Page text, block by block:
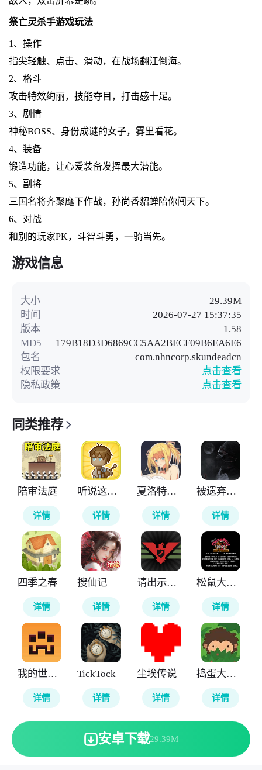
祭亡灵杀手游戏玩法
1、操作
指尖轻触、点击、滑动，在战场翻江倒海。
2、格斗
攻击特效绚丽，技能夺目，打击感十足。
3、剧情
神秘BOSS、身份成谜的女子，雾里看花。
4、装备
锻造功能，让心爱装备发挥最大潜能。
5、副将
三国名将齐聚麾下作战，孙尚香貂蝉陪你闯天下。
6、对战
和别的玩家PK，斗智斗勇，一骑当先。
游戏信息
大小
29.39M
时间
2026-07-27 15:37:35
版本
1.58
MD5
179B18D3D6869CC5AA2BECF09B6EA6E6
包名
com.nhncorp.skundeadcn
权限要求
点击查看
隐私政策
点击查看
同类推荐
陪审法庭
详情
听说这里有怪兽
详情
夏洛特的旅行
详情
被遗弃的医院
详情
四季之春
详情
搜仙记
详情
请出示证件
详情
松鼠大作战
详情
我的世界地下城
详情
TickTock
详情
尘埃传说
详情
捣蛋大脚怪
详情
安卓下载29.39M